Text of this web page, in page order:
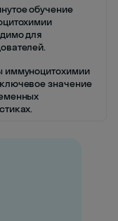
обучение
для
иммуноцитохимии
значение